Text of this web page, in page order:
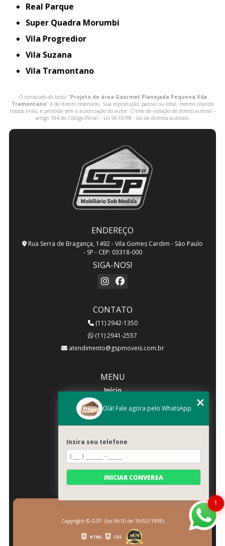
Real Parque
Super Quadra Morumbi
Vila Progredior
Vila Suzana
Vila Tramontano
O conteúdo do texto "Projeto de área Gourmet Planejada Pequena Vila
Tramontano" é de direito reservado. Sua reprodução, parcial ou total, mesmo citando
nossos links, é proibida sem a autorização do autor. Crime de violação de direito autoral –
artigo 184 do Código Penal – Lei 9610/98 - Lei de direitos autorais.
ENDEREÇO
Rua Serra de Bragança, 1492 - Vila Gomes Cardim - São Paulo
- SP - CEP: 03318-000
SIGA-NOS!
CONTATO
(11) 2942-1350
(11) 2941-2557
atendimento@gspmoveis.com.br
MENU
Início
Quem somos
Galeria
Categorias
Contato
Mapa do site
Copyright © GSP. (Lei 9610 de 19/02/1998)
HTML CSS
1
Olá! Fale agora pelo WhatsApp
Insira seu telefone
INICIAR CONVERSA